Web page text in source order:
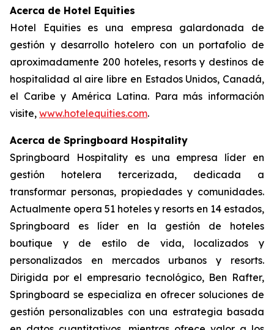
Acerca de Hotel Equities
Hotel Equities es una empresa galardonada de
gestión y desarrollo hotelero con un portafolio de
aproximadamente 200 hoteles, resorts y destinos de
hospitalidad al aire libre en Estados Unidos, Canadá,
el Caribe y América Latina. Para más información
visite, www.hotelequities.com.
Acerca de Springboard Hospitality
Springboard Hospitality es una empresa líder en
gestión hotelera tercerizada, dedicada a
transformar personas, propiedades y comunidades.
Actualmente opera 51 hoteles y resorts en 14 estados,
Springboard es líder en la gestión de hoteles
boutique y de estilo de vida, localizados y
personalizados en mercados urbanos y resorts.
Dirigida por el empresario tecnológico, Ben Rafter,
Springboard se especializa en ofrecer soluciones de
gestión personalizables con una estrategia basada